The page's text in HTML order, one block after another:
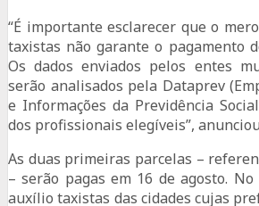
“É importante esclarecer que o
taxistas não garante o pagamento
Os dados enviados pelos entes
serão analisados pela Dataprev
e Informações da Previdência
dos profissionais elegíveis”,
As duas primeiras parcelas –
– serão pagas em 16 de agosto.
auxílio taxistas das cidades cujas